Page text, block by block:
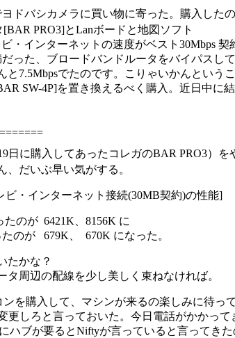
ドバシカメラに買い物に寄った。購入した
PRO3]とLanボードと地図ソフト
・インターネットの速度がベスト30Mbps 契
った、ブロードバンドルータをバイパスし
7.5Mbpsでたのです。こりゃいかんというこ
SW-4P]を置き換えるべく購入。近日中に
日に購入してあったコレガのBAR PRO3）を
だいぶ早い気がする。
ビ・インターネット接続(30MB契約)の性能]
のが 6421K、8156K に
のが 679K、 670K になった。
たかな？
タ周辺の配線を少し美しく束ねなければ。
を購入して、マシンが来るの楽しみに待っ
更しろと言っておいた。今日電話がかかって
ハブが要るとNiftyが言っていると言ってきた